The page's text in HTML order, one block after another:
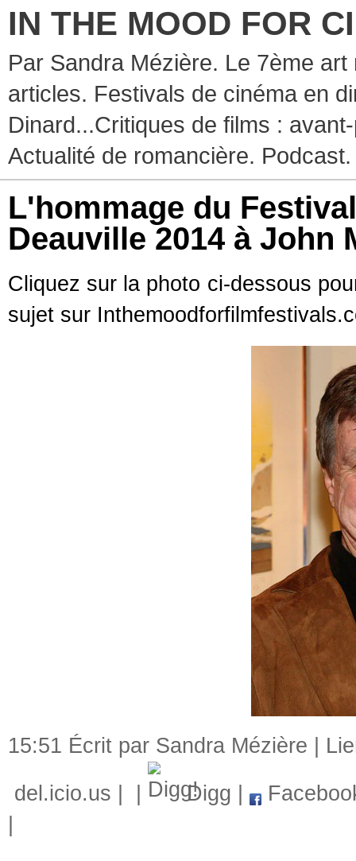
IN THE MOOD FOR
Par Sandra Mézière. Le 7ème
articles. Festivals de cinéma en
Dinard...Critiques de films :
Actualité de romancière. Podcast.
L'hommage du
Deauville 2014 à John
Cliquez sur la photo ci-dessous
sujet sur
15:51 Écrit par Sandra Mézière |
del.icio.us
Digg